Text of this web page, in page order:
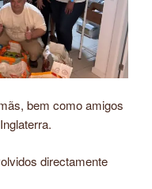
bem como amigos
directamente